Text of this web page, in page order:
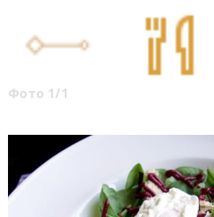
Фото 1/1